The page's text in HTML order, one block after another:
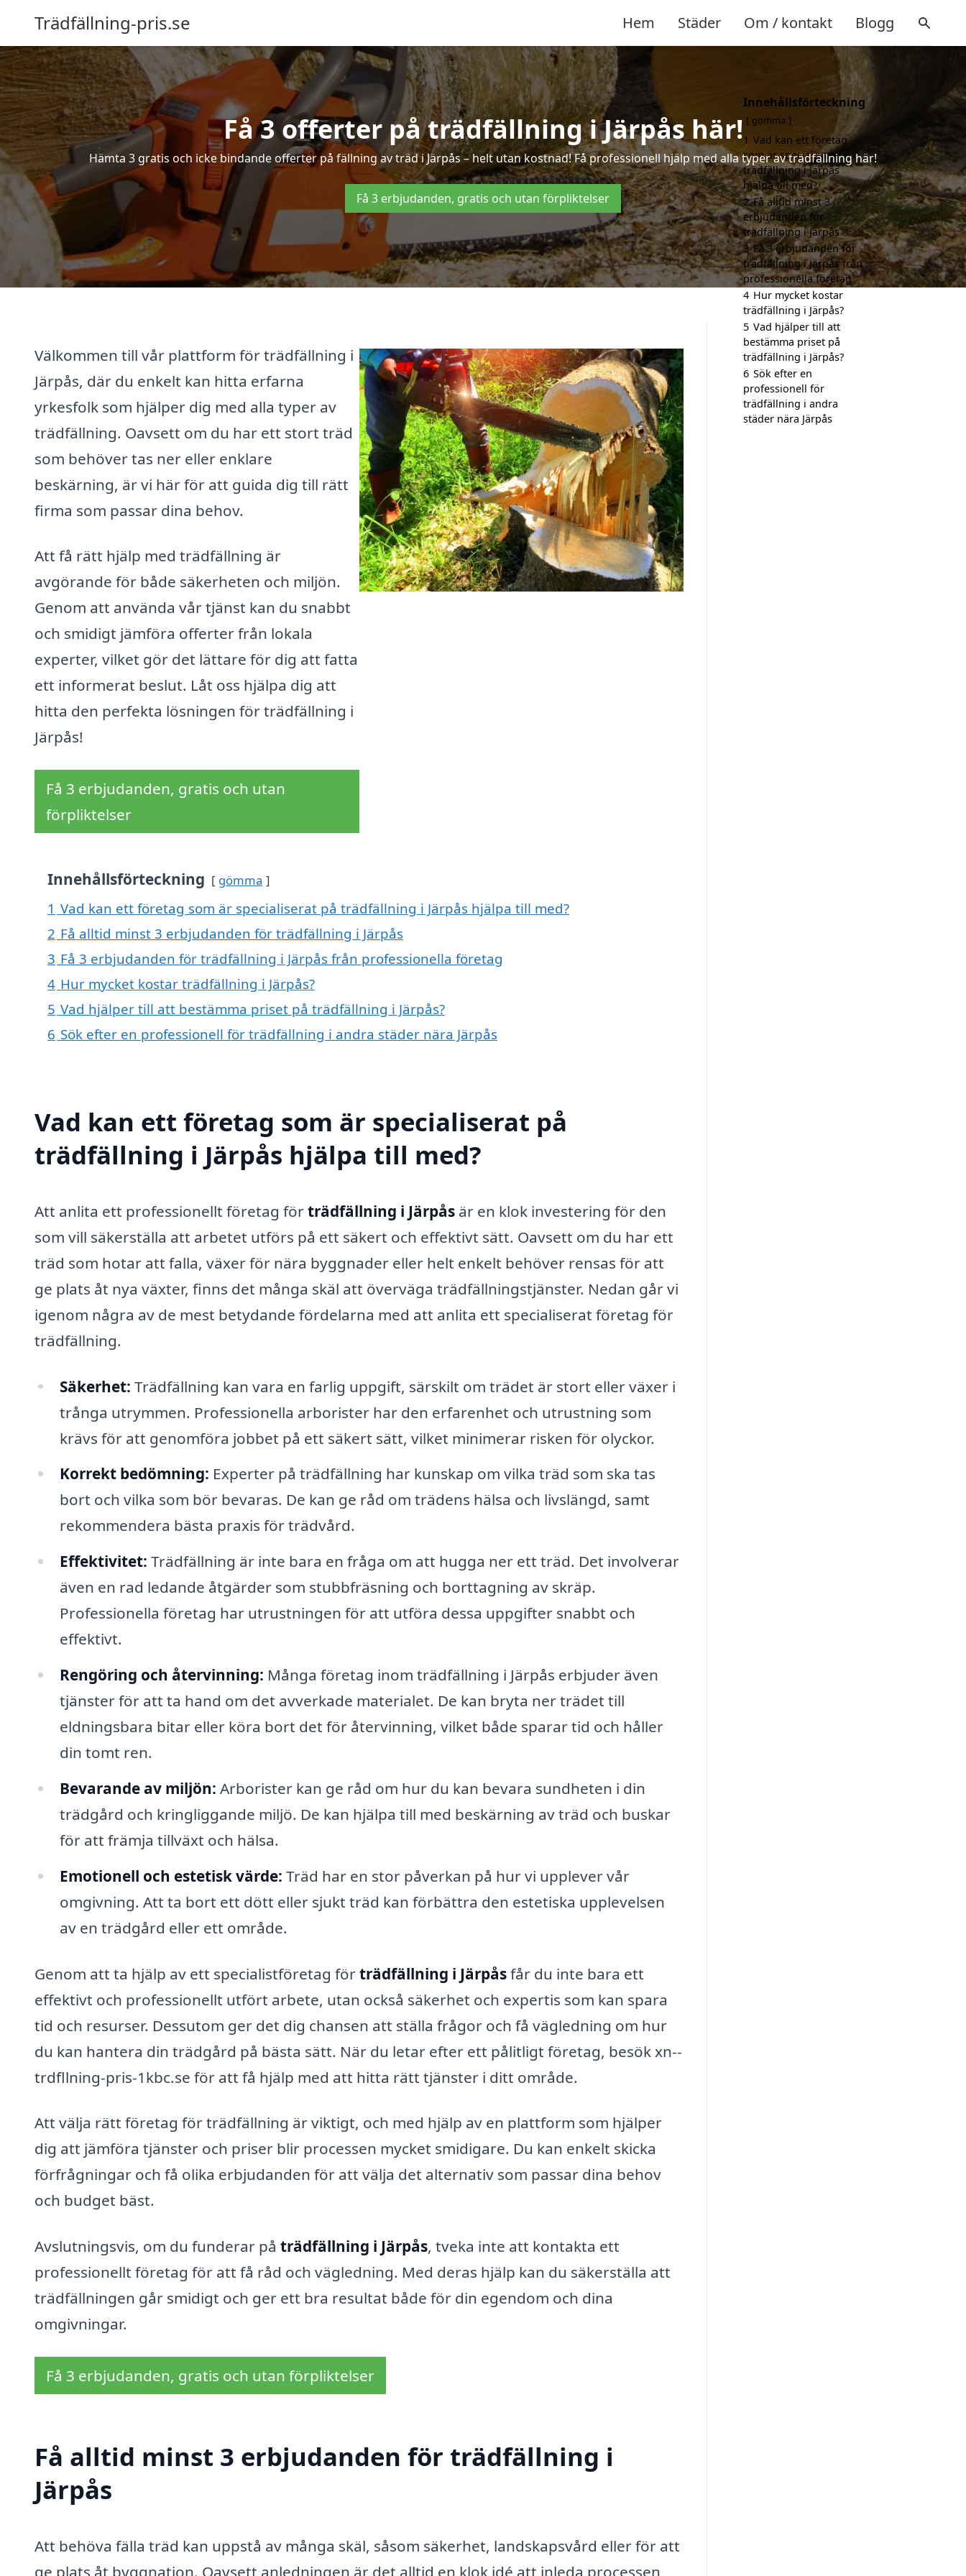
Trädfällning-pris.se Hem Städer Om / kontakt Blogg
Få 3 offerter på trädfällning i Järpås här!
Hämta 3 gratis och icke bindande offerter på fällning av träd i Järpås – helt utan kostnad! Få professionell hjälp med alla typer av trädfällning här!
Få 3 erbjudanden, gratis och utan förpliktelser
Välkommen till vår plattform för trädfällning i
Järpås, där du enkelt kan hitta erfarna
yrkesfolk som hjälper dig med alla typer av
trädfällning. Oavsett om du har ett stort träd
som behöver tas ner eller enklare
beskärning, är vi här för att guida dig till rätt
firma som passar dina behov.
Att få rätt hjälp med trädfällning är
avgörande för både säkerheten och miljön.
Genom att använda vår tjänst kan du snabbt
och smidigt jämföra offerter från lokala
experter, vilket gör det lättare för dig att fatta
ett informerat beslut. Låt oss hjälpa dig att
hitta den perfekta lösningen för trädfällning i
Järpås!
Få 3 erbjudanden, gratis och utan
förpliktelser
Innehållsförteckning gömma
1 Vad kan ett företag som är specialiserat på trädfällning i Järpås hjälpa till med?
2 Få alltid minst 3 erbjudanden för trädfällning i Järpås
3 Få 3 erbjudanden för trädfällning i Järpås från professionella företag
4 Hur mycket kostar trädfällning i Järpås?
5 Vad hjälper till att bestämma priset på trädfällning i Järpås?
6 Sök efter en professionell för trädfällning i andra städer nära Järpås
Vad kan ett företag som är specialiserat på
trädfällning i Järpås hjälpa till med?
Att anlita ett professionellt företag förträdfällning i Järpås är en klok investering för den
som vill säkerställa att arbetet utförs på ett säkert och effektivt sätt. Oavsett om du har ett
träd som hotar att falla, växer för nära byggnader eller helt enkelt behöver rensas för att
ge plats åt nya växter, finns det många skäl att överväga trädfällningstjänster. Nedan går vi
igenom några av de mest betydande fördelarna med att anlita ett specialiserat företag för
trädfällning.
Säkerhet: Trädfällning kan vara en farlig uppgift, särskilt om trädet är stort eller växer i
trånga utrymmen. Professionella arborister har den erfarenhet och utrustning som
krävs för att genomföra jobbet på ett säkert sätt, vilket minimerar risken för olyckor.
Korrekt bedömning: Experter på trädfällning har kunskap om vilka träd som ska tas
bort och vilka som bör bevaras. De kan ge råd om trädens hälsa och livslängd, samt
rekommendera bästa praxis för trädvård.
Effektivitet: Trädfällning är inte bara en fråga om att hugga ner ett träd. Det involverar
även en rad ledande åtgärder som stubbfräsning och borttagning av skräp.
Professionella företag har utrustningen för att utföra dessa uppgifter snabbt och
effektivt.
Rengöring och återvinning: Många företag inom trädfällning i Järpås erbjuder även
tjänster för att ta hand om det avverkade materialet. De kan bryta ner trädet till
eldningsbara bitar eller köra bort det för återvinning, vilket både sparar tid och håller
din tomt ren.
Bevarande av miljön: Arborister kan ge råd om hur du kan bevara sundheten i din
trädgård och kringliggande miljö. De kan hjälpa till med beskärning av träd och buskar
för att främja tillväxt och hälsa.
Emotionell och estetisk värde: Träd har en stor påverkan på hur vi upplever vår
omgivning. Att ta bort ett dött eller sjukt träd kan förbättra den estetiska upplevelsen
av en trädgård eller ett område.
Genom att ta hjälp av ett specialistföretag förträdfällning i Järpåsfår du inte bara ett
effektivt och professionellt utfört arbete, utan också säkerhet och expertis som kan spara
tid och resurser. Dessutom ger det dig chansen att ställa frågor och få vägledning om hur
du kan hantera din trädgård på bästa sätt. När du letar efter ett pålitligt företag, besök xn--
trdfllning-pris-1kbc.se för att få hjälp med att hitta rätt tjänster i ditt område.
Att välja rätt företag för trädfällning är viktigt, och med hjälp av en plattform som hjälper
dig att jämföra tjänster och priser blir processen mycket smidigare. Du kan enkelt skicka
förfrågningar och få olika erbjudanden för att välja det alternativ som passar dina behov
och budget bäst.
Avslutningsvis, om du funderar på trädfällning i Järpås, tveka inte att kontakta ett
professionellt företag för att få råd och vägledning. Med deras hjälp kan du säkerställa att
trädfällningen går smidigt och ger ett bra resultat både för din egendom och dina
omgivningar.
Få 3 erbjudanden, gratis och utan förpliktelser
Få alltid minst 3 erbjudanden för trädfällning i
Järpås
Att behöva fälla träd kan uppstå av många skäl, såsom säkerhet, landskapsvård eller för att
ge plats åt byggnation. Oavsett anledningen är det alltid en klok idé att inleda processen
Innehållsförteckning
gömma
1 Vad kan ett företag
som är specialiserat på
trädfällning i Järpås
hjälpa till med?
2 Få alltid minst 3
erbjudanden för
trädfällning i Järpås
3 Få 3 erbjudanden för
trädfällning i Järpås från
professionella företag
4 Hur mycket kostar
trädfällning i Järpås?
5 Vad hjälper till att
bestämma priset på
trädfällning i Järpås?
6 Sök efter en
professionell för
trädfällning i andra
städer nära Järpås